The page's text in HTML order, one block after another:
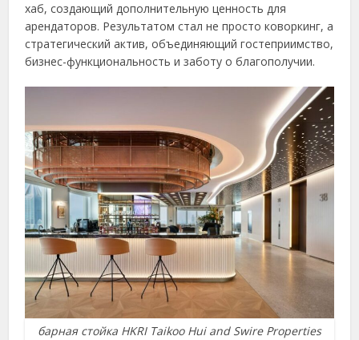
хаб, создающий дополнительную ценность для
арендаторов. Результатом стал не просто коворкинг, а
стратегический актив, объединяющий гостеприимство,
бизнес-функциональность и заботу о благополучии.
барная стойка HKRI Taikoo Hui and Swire Properties